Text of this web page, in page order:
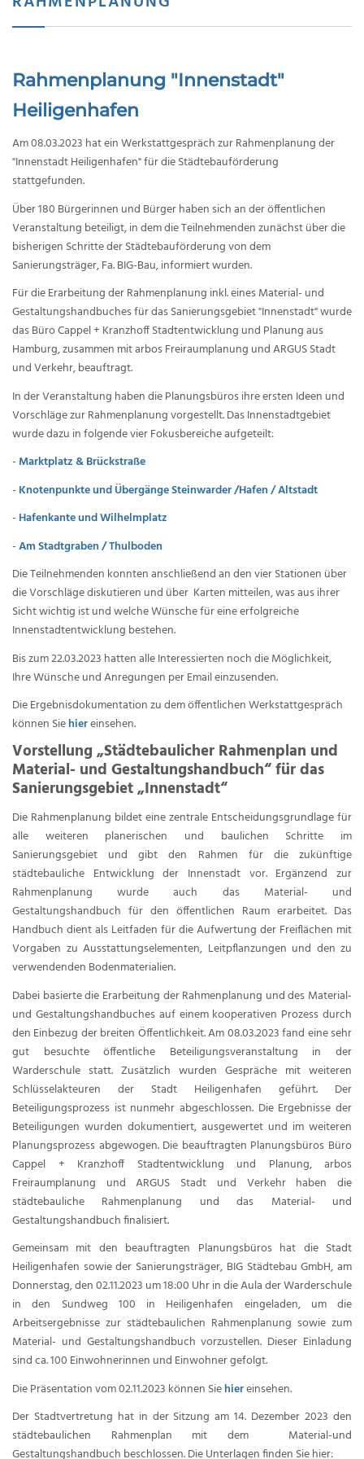
Rahmenplanung "Innenstadt"
Heiligenhafen
Am 08.03.2023 hat ein Werkstattgespräch zur Rahmenplanung der
"Innenstadt Heiligenhafen" für die Städtebauförderung
stattgefunden.
Über 180 Bürgerinnen und Bürger haben sich an der öffentlichen
Veranstaltung beteiligt, in dem die Teilnehmenden zunächst über die
bisherigen Schritte der Städtebauförderung von dem
Sanierungsträger, Fa. BIG-Bau, informiert wurden.
Für die Erarbeitung der Rahmenplanung inkl. eines Material- und
Gestaltungshandbuches für das Sanierungsgebiet "Innenstadt" wurde
das Büro Cappel + Kranzhoff Stadtentwicklung und Planung aus
Hamburg, zusammen mit arbos Freiraumplanung und ARGUS Stadt
und Verkehr, beauftragt.
In der Veranstaltung haben die Planungsbüros ihre ersten Ideen und
Vorschläge zur Rahmenplanung vorgestellt. Das Innenstadtgebiet
wurde dazu in folgende vier Fokusbereiche aufgeteilt:
-Marktplatz & Brückstraße
- Knotenpunkte und Übergänge Steinwarder /Hafen / Altstadt
- Hafenkante und Wilhelmplatz
-Am Stadtgraben / Thulboden
Die Teilnehmenden konnten anschließend an den vier Stationen über
die Vorschläge diskutieren und über Karten mitteilen, was aus ihrer
Sicht wichtig ist und welche Wünsche für eine erfolgreiche
Innenstadtentwicklung bestehen.
Bis zum 22.03.2023 hatten alle Interessierten noch die Möglichkeit,
Ihre Wünsche und Anregungen per Email einzusenden.
Die Ergebnisdokumentation zu dem öffentlichen Werkstattgespräch
können Siehiereinsehen.
Vorstellung „Städtebaulicher Rahmenplan und
Material- und Gestaltungshandbuch“ für das
Sanierungsgebiet „Innenstadt“
Die Rahmenplanung bildet eine zentrale Entscheidungsgrundlage für
alle weiteren planerischen und baulichen Schritte im
Sanierungsgebiet und gibt den Rahmen für die zukünftige
städtebauliche Entwicklung der Innenstadt vor. Ergänzend zur
Rahmenplanung wurde auch das Material- und
Gestaltungshandbuch für den öffentlichen Raum erarbeitet. Das
Handbuch dient als Leitfaden für die Aufwertung der Freiflächen mit
Vorgaben zu Ausstattungselementen, Leitpflanzungen und den zu
verwendenden Bodenmaterialien.
Dabei basierte die Erarbeitung der Rahmenplanung und des Material-
und Gestaltungshandbuches auf einem kooperativen Prozess durch
den Einbezug der breiten Öffentlichkeit. Am 08.03.2023 fand eine sehr
gut besuchte öffentliche Beteiligungsveranstaltung in der
Warderschule statt. Zusätzlich wurden Gespräche mit weiteren
Schlüsselakteuren der Stadt Heiligenhafen geführt. Der
Beteiligungsprozess ist nunmehr abgeschlossen. Die Ergebnisse der
Beteiligungen wurden dokumentiert, ausgewertet und im weiteren
Planungsprozess abgewogen. Die beauftragten Planungsbüros Büro
Cappel + Kranzhoff Stadtentwicklung und Planung, arbos
Freiraumplanung und ARGUS Stadt und Verkehr haben die
städtebauliche Rahmenplanung und das Material- und
Gestaltungshandbuch finalisiert.
Gemeinsam mit den beauftragten Planungsbüros hat die Stadt
Heiligenhafen sowie der Sanierungsträger, BIG Städtebau GmbH, am
Donnerstag, den 02.11.2023 um 18:00 Uhr in die Aula der Warderschule
in den Sundweg 100 in Heiligenhafen eingeladen, um die
Arbeitsergebnisse zur städtebaulichen Rahmenplanung sowie zum
Material- und Gestaltungshandbuch vorzustellen. Dieser Einladung
sind ca. 100 Einwohnerinnen und Einwohner gefolgt.
Die Präsentation vom 02.11.2023 können Siehiereinsehen.
Der Stadtvertretung hat in der Sitzung am 14. Dezember 2023 den
städtebaulichen Rahmenplan mit dem Material-und
Gestaltungshandbuch beschlossen. Die Unterlagen finden Sie hier: